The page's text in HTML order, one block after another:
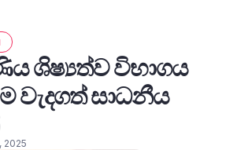
ශිෂ්‍යත්ව විභාගය
වැදගත් සාධනීය
2025